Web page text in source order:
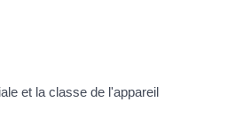
et la classe de l'appareil